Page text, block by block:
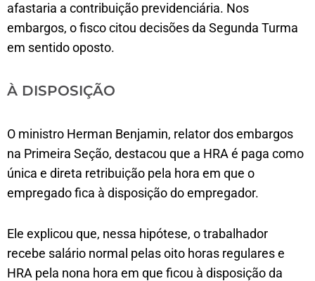
afastaria a contribuição previdenciária. Nos
embargos, o fisco citou decisões da Segunda Turma
em sentido oposto.
À DISPO​​SIÇÃO
O ministro Herman Benjamin, relator dos embargos
na Primeira Seção, destacou que a HRA é paga como
única e direta retribuição pela hora em que o
empregado fica à disposição do empregador.
Ele explicou que, nessa hipótese, o trabalhador
recebe salário normal pelas oito horas regulares e
HRA pela nona hora em que ficou à disposição da